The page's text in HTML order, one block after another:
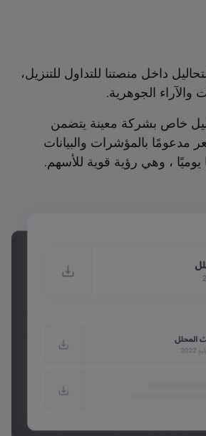
داخل منصتنا للتداول للتنزيل،
والآراء الجوهرية.
خاص بشركة معينة يتضمن
بالمؤشرات والبيانات
يوميًا ، وهي رؤية قوية للأسهم.